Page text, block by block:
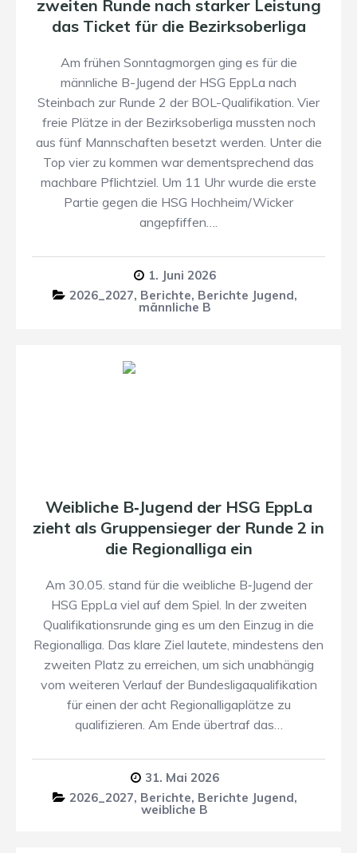
zweiten Runde nach starker Leistung
das Ticket für die Bezirksoberliga
Am frühen Sonntagmorgen ging es für die
männliche B-Jugend der HSG EppLa nach
Steinbach zur Runde 2 der BOL-Qualifikation. Vier
freie Plätze in der Bezirksoberliga mussten noch
aus fünf Mannschaften besetzt werden. Unter die
Top vier zu kommen war dementsprechend das
machbare Pflichtziel. Um 11 Uhr wurde die erste
Partie gegen die HSG Hochheim/Wicker
angepfiffen….
1. Juni 2026
2026_2027, Berichte, Berichte Jugend,
männliche B
Weibliche B‑Jugend der HSG EppLa
zieht als Gruppensieger der Runde 2 in
die Regionalliga ein
Am 30.05. stand für die weibliche B‑Jugend der
HSG EppLa viel auf dem Spiel. In der zweiten
Qualifikationsrunde ging es um den Einzug in die
Regionalliga. Das klare Ziel lautete, mindestens den
zweiten Platz zu erreichen, um sich unabhängig
vom weiteren Verlauf der Bundesligaqualifikation
für einen der acht Regionalligaplätze zu
qualifizieren. Am Ende übertraf das…
31. Mai 2026
2026_2027, Berichte, Berichte Jugend,
weibliche B